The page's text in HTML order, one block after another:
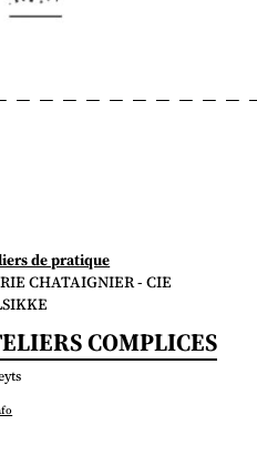
de pratique
CHATAIGNIER - CIE
COMPLICES